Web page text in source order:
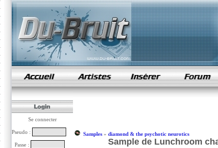
samples de rap
Se connecter
Pseudo :
Passe :
Samples» diamond & the psychotic neurotics
Sample de Lunchroom